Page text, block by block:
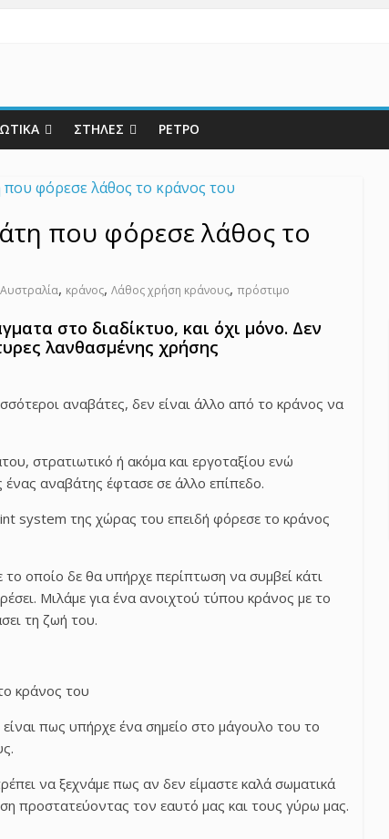
ΣΤΗΛΕΣ ΡΕΤΡΟ
που φόρεσε λάθος το
Αυστραλία, κράνος, Λάθος χρήση κράνους, πρόστιμο
στο διαδίκτυο, και όχι μόνο. Δεν
λανθασμένης χρήσης
αναβάτες, δεν είναι άλλο από το κράνος να
στρατιωτικό ή ακόμα και εργοταξίου ενώ
αναβάτης έφτασε σε άλλο επίπεδο.
system της χώρας του επειδή φόρεσε το κράνος
οποίο δε θα υπήρχε περίπτωση να συμβεί κάτι
Μιλάμε για ένα ανοιχτού τύπου κράνος με το
τη ζωή του.
πως υπήρχε ένα σημείο στο μάγουλο του το
να ξεχνάμε πως αν δεν είμαστε καλά σωματικά
προστατεύοντας τον εαυτό μας και τους γύρω μας.